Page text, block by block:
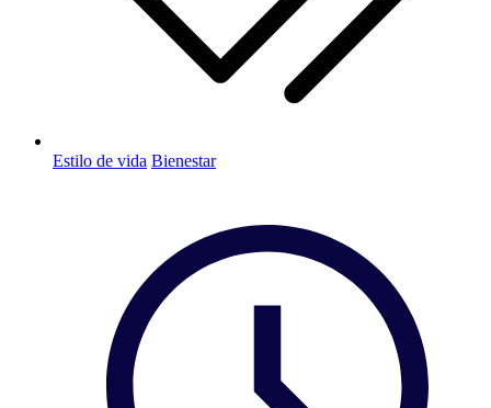
Estilo de vida Bienestar